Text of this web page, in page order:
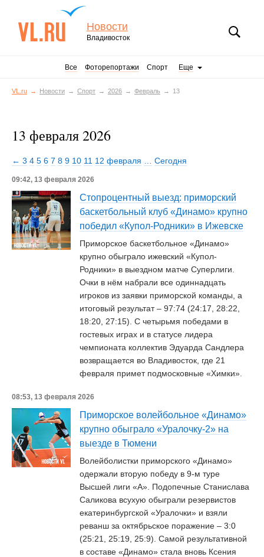
Новости
Владивосток
Все Фоторепортажи Спорт Еще
VL.ru Новости Спорт 2026 Февраль 13
13 февраля 2026
← 3 4 5 6 7 8 9 10 11 12 февраля Сегодня
09:42, 13 февраля 2026
Стопроцентный выезд: приморский
баскетбольный клуб «Динамо» крупно
победил «Купол-Родники» в Ижевске
Приморское баскетбольное «Динамо»
крупно обыграло ижевский «Купол-
Родники» в выездном матче Суперлиги.
Очки в нём набрали все одиннадцать
игроков из заявки приморской команды, а
итоговый результат – 97:74 (24:17, 28:22,
18:20, 27:15). С четырьмя победами в
гостевых играх и в статусе лидера
чемпионата коллектив Эдуарда Сандлера
возвращается во Владивосток, где 21
февраля примет подмосковные «Химки».
08:53, 13 февраля 2026
Приморское волейбольное «Динамо»
крупно обыграло «Уралочку-2» на
выезде в Тюмени
Волейболистки приморского «Динамо»
одержали вторую победу в 9-м туре
Высшей лиги «А». Подопечные Станислава
Саликова всухую обыграли резервистов
екатеринбургской «Уралочки» и взяли
реванш за октябрьское поражение – 3:0
(25:21, 25:19, 25:9). Самой результативной
в составе «Динамо» стала вновь Ксения